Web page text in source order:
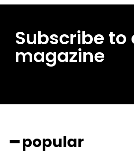
━ pricing
Subscribe to
magazine
━ popular